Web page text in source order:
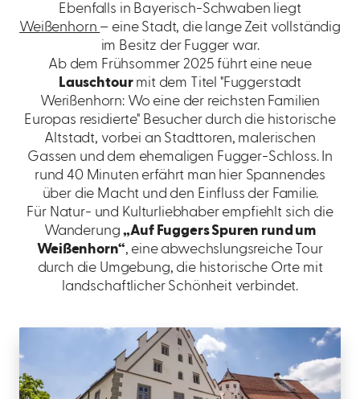
Ebenfalls in Bayerisch-Schwaben liegt
Weißenhorn – eine Stadt, die lange Zeit vollständig
im Besitz der Fugger war.
Ab dem Frühsommer 2025 führt eine neue
Lauschtourmit dem Titel "Fuggerstadt
Werißenhorn: Wo eine der reichsten Familien
Europas residierte" Besucher durch die historische
Altstadt, vorbei an Stadttoren, malerischen
Gassen und dem ehemaligen Fugger-Schloss. In
rund 40 Minuten erfährt man hier Spannendes
über die Macht und den Einfluss der Familie.
Für Natur- und Kulturliebhaber empfiehlt sich die
Wanderung„Auf Fuggers Spuren rund um
Weißenhorn“, eine abwechslungsreiche Tour
durch die Umgebung, die historische Orte mit
landschaftlicher Schönheit verbindet.